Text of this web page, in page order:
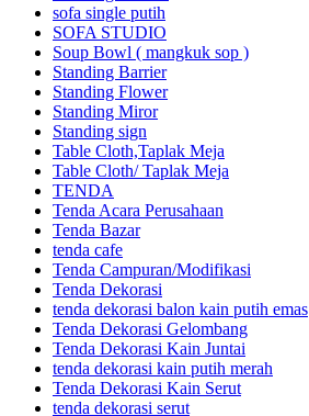
sofa single putih
SOFA STUDIO
Soup Bowl ( mangkuk sop )
Standing Barrier
Standing Flower
Standing Miror
Standing sign
Table Cloth,Taplak Meja
Table Cloth/ Taplak Meja
TENDA
Tenda Acara Perusahaan
Tenda Bazar
tenda cafe
Tenda Campuran/Modifikasi
Tenda Dekorasi
tenda dekorasi balon kain putih emas
Tenda Dekorasi Gelombang
Tenda Dekorasi Kain Juntai
tenda dekorasi kain putih merah
Tenda Dekorasi Kain Serut
tenda dekorasi serut